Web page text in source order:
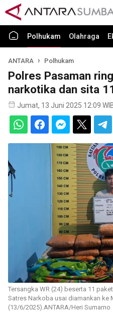
Polhukam Olahraga
ANTARA Polhukam
Polres Pasaman
narkotika dan sita
Jumat, 13 Juni 2025 12:09
Tersangka WR (24) beserta 11
Satres Narkoba usai diamankan ke
(13/6/2025).ANTARA/Heri Sumarno